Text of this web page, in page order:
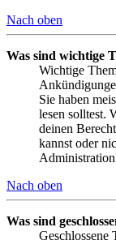
Nach oben
Was sind wichtige
Wichtige
Sie haben
lesen solltest.
deinen
kannst oder
Nach oben
Was sind
Geschlossene